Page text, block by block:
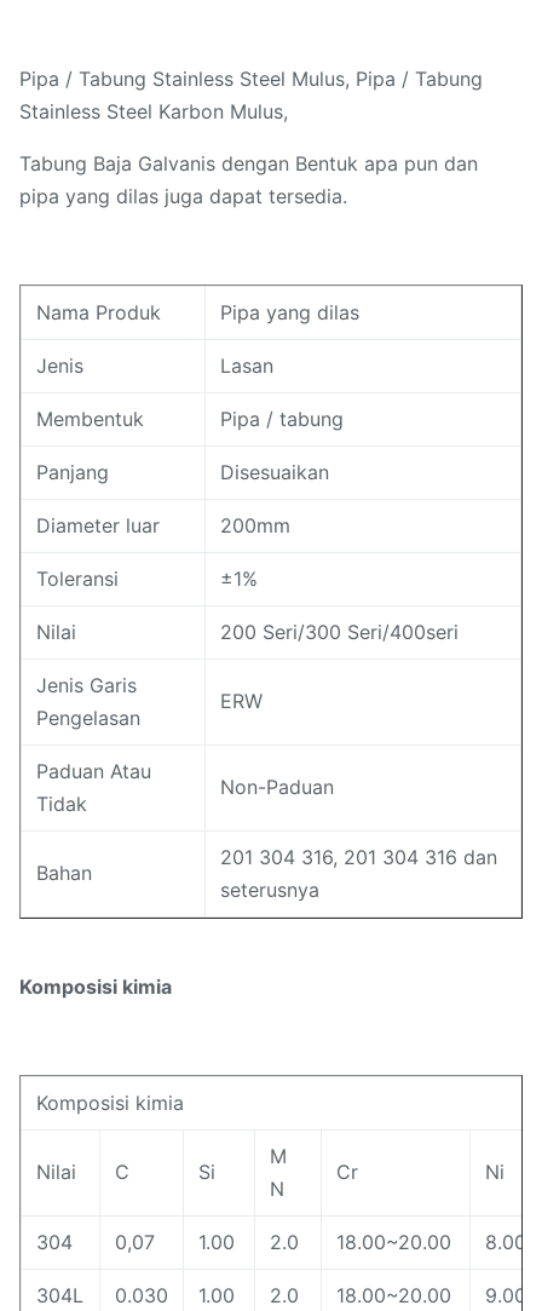
Pipa / Tabung Stainless Steel Mulus, Pipa / Tabung
Stainless Steel Karbon Mulus,
Tabung Baja Galvanis dengan Bentuk apa pun dan
pipa yang dilas juga dapat tersedia.
Nama Produk Pipa yang dilas
Jenis Lasan
Membentuk Pipa / tabung
Panjang Disesuaikan
Diameter luar 200mm
Toleransi ±1%
Nilai 200 Seri/300 Seri/400seri
Jenis Garis
Pengelasan
ERW
Paduan Atau
Tidak
Non-Paduan
Bahan
201 304 316, 201 304 316 dan
seterusnya
Komposisi kimia
Komposisi kimia
Nilai C Si
M
N
Cr Ni
304 0,07 1.00 2.0 18.00~20.00
304L 0.030 1.00 2.0 18.00~20.00